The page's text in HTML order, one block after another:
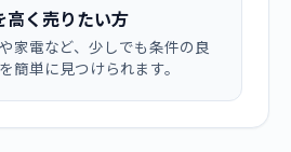
高く売りたい方
家電など、少しでも条件の良
簡単に見つけられます。